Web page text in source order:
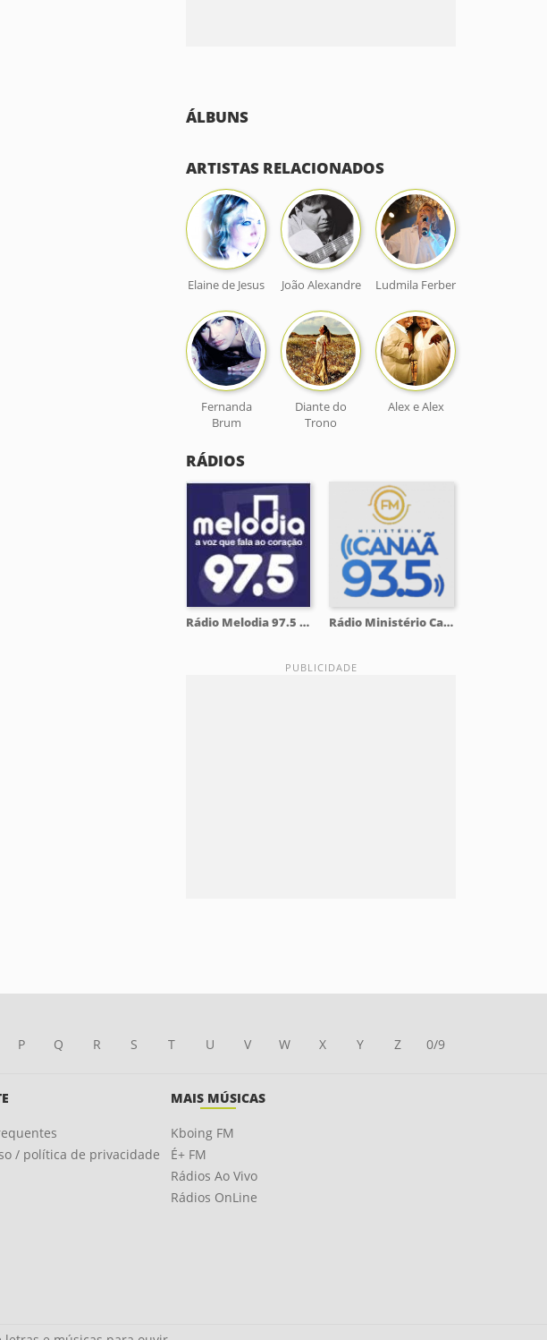
ÁLBUNS
ARTISTAS RELACIONADOS
Elaine de Jesus João Alexandre Ludmila Ferber
Fernanda
Brum
Diante do
Trono
Alex e Alex
RÁDIOS
Rádio Melodia 97.5 FM Rádio Ministério Canaã 93.5 FM
P Q R S T U V W X Y Z 0/9
/ política de privacidade
MAIS MÚSICAS
Kboing FM
É+ FM
Rádios Ao Vivo
Rádios OnLine